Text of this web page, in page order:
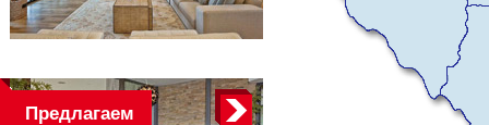
Предлагаем